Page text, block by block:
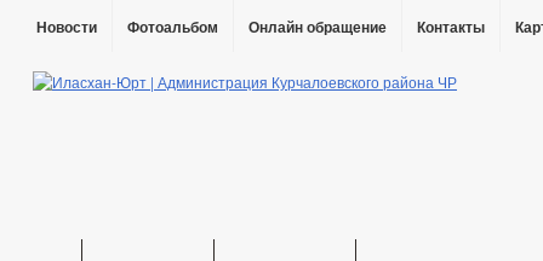
Новости Фотоальбом Онлайн обращение Контакты